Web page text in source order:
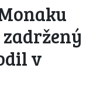
zadržený
v